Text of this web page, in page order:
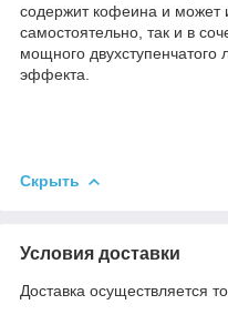
содержит кофеина и может
самостоятельно, так и в
мощного двухступенчатого
эффекта.
Скрыть
Условия доставки
Доставка осуществляется